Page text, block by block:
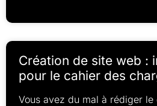
Création de site web :
pour le cahier des
Vous avez du mal à rédiger